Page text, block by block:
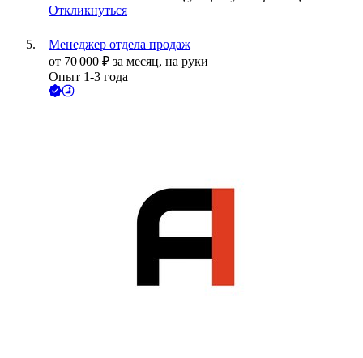
Откликнуться
Менеджер отдела продаж
от 70 000 ₽ за месяц, на руки
Опыт 1-3 года